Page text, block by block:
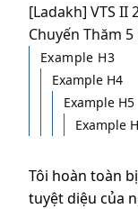
[Ladakh] VTS II
Chuyến Thăm
Example H3
Example H4
Example H5
Example
Tôi hoàn toàn
tuyệt diệu của